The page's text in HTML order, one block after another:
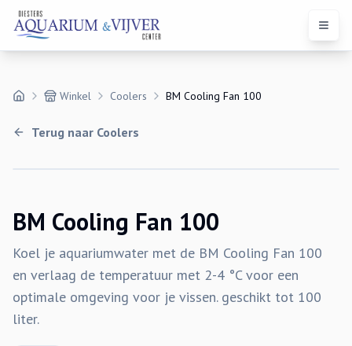
Open
Winkel Coolers BM Cooling Fan 100
Terug naar Coolers
BM Cooling Fan 100
Koel je aquariumwater met de BM Cooling Fan 100
en verlaag de temperatuur met 2-4 °C voor een
optimale omgeving voor je vissen. geschikt tot 100
liter.